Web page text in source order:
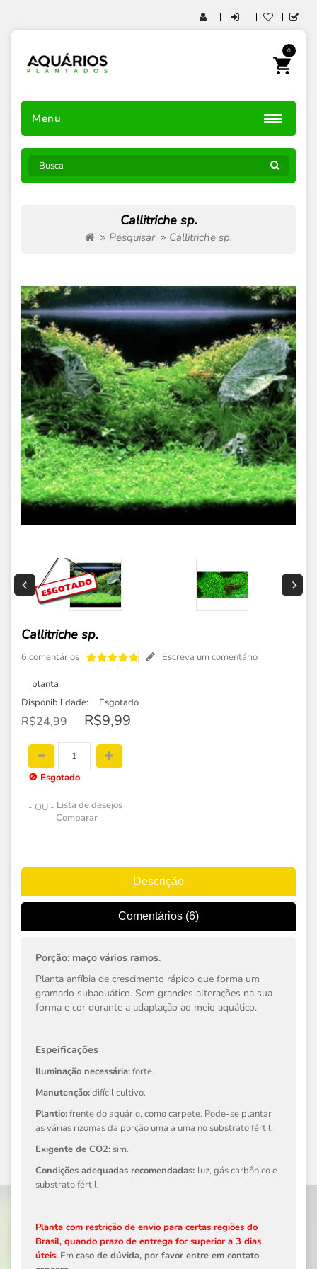
0
Menu
Callitriche sp.
Pesquisar Callitriche sp.
Callitriche sp.
6 comentários Escreva um comentário
planta
Disponibilidade:
Esgotado
R$24,99 R$9,99
🚫 Esgotado
- OU - Lista de desejos
Comparar
Descrição
Comentários (6)
Porção: maço vários ramos.
Planta anfíbia de crescimento rápido que forma um
gramado subaquático. Sem grandes alterações na sua
forma e cor durante a adaptação ao meio aquático.
Espeificações
Iluminação necessária:forte.
Manutenção:difícil cultivo.
Plantio:frente do aquário, como carpete. Pode-se plantar
as várias rizomas da porção uma a uma no substrato fértil.
Exigente de CO2: sim.
Condições adequadas recomendadas: luz, gás carbônico e
substrato fértil.
Planta com restrição de envio para certas regiões do
Brasil, quando prazo de entrega for superior a 3 dias
úteis. Em caso de dúvida, por favor entre em contato